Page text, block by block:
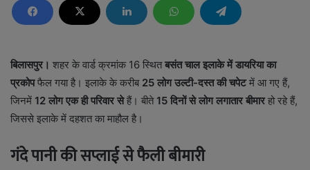
बिलासपुर। शहर के वार्ड क्रमांक 16 स्थितबसंत चाल इलाके में डायरिया का
प्रकोपफैल गया है। इलाके के करीब 25 लोग उल्टी-दस्त की चपेटमें आ गए हैं,
जिनमें 12 लोग एक ही परिवार सेहैं। बीते 15 दिनों से लोग लगातार बीमारहो रहे हैं,
जिससे इलाके में दहशत का माहौल है।
गंदे पानी की सप्लाई से फैली बीमारी